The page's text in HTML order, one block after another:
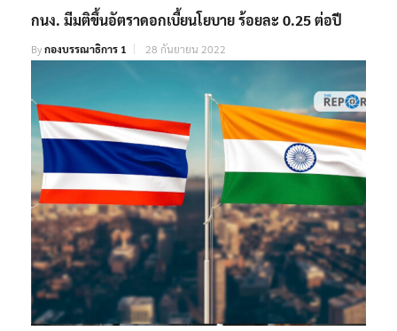
กนง. มีมติขึ้นอัตราดอกเบี้ยนโยบาย ร้อยละ 0.25 ต่อปี
Byกองบรรณาธิการ 1 28 กันยายน 2022